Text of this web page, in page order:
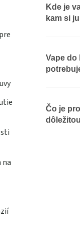
na
Kde je
kam si
Vape do
Čo je